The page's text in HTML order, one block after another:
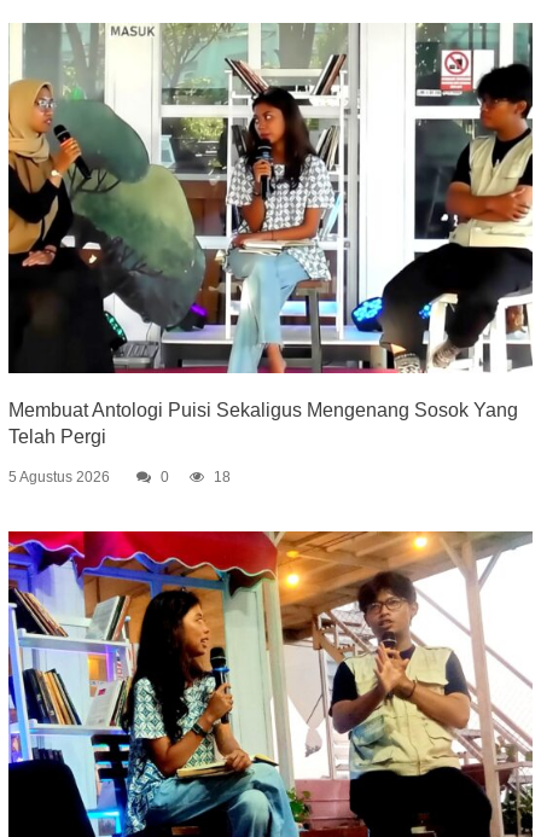
Membuat Antologi Puisi Sekaligus Mengenang Sosok Yang
Telah Pergi
5 Agustus 2026 0 18